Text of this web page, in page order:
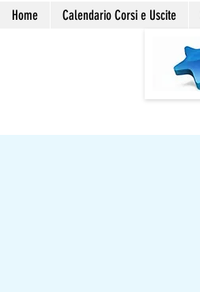
Home Calendario Corsi e Uscite